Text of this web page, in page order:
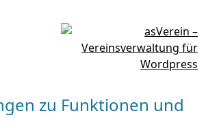
zu Funktionen und